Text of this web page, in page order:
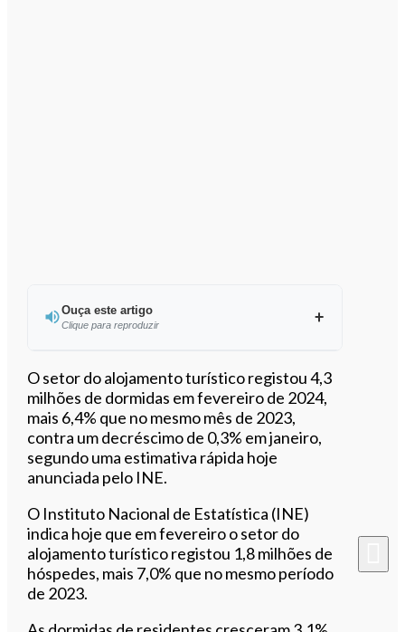
Ouça este artigo
Clique para reproduzir
Ouvir este artigo
O setor do alojamento turístico registou 4,3
milhões de dormidas em fevereiro de 2024,
mais 6,4% que no mesmo mês de 2023,
contra um decréscimo de 0,3% em janeiro,
segundo uma estimativa rápida hoje
anunciada pelo INE.
O Instituto Nacional de Estatística (INE)
indica hoje que em fevereiro o setor do
alojamento turístico registou 1,8 milhões de
hóspedes, mais 7,0% que no mesmo período
de 2023.